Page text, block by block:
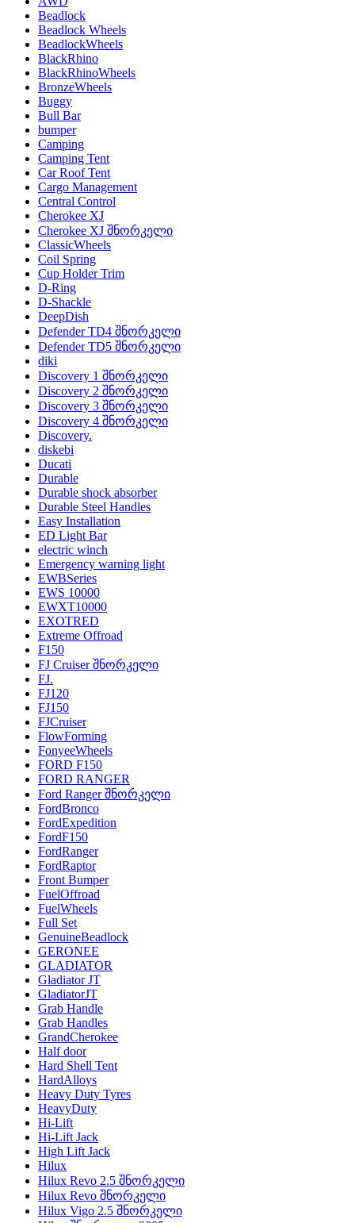
Beadlock
Beadlock Wheels
BeadlockWheels
BlackRhino
BlackRhinoWheels
BronzeWheels
Buggy
Bull Bar
bumper
Camping
Camping Tent
Car Roof Tent
Cargo Management
Central Control
Cherokee XJ
Cherokee XJ შნორკელი
ClassicWheels
Coil Spring
Cup Holder Trim
D-Ring
D-Shackle
DeepDish
Defender TD4 შნორკელი
Defender TD5 შნორკელი
diki
Discovery 1 შნორკელი
Discovery 2 შნორკელი
Discovery 3 შნორკელი
Discovery 4 შნორკელი
Discovery.
diskebi
Ducati
Durable
Durable shock absorber
Durable Steel Handles
Easy Installation
ED Light Bar
electric winch
Emergency warning light
EWBSeries
EWS 10000
EWXT10000
EXOTRED
Extreme Offroad
F150
FJ Cruiser შნორკელი
FJ.
FJ120
FJ150
FJCruiser
FlowForming
FonyeeWheels
FORD F150
FORD RANGER
Ford Ranger შნორკელი
FordBronco
FordExpedition
FordF150
FordRanger
FordRaptor
Front Bumper
FuelOffroad
FuelWheels
Full Set
GenuineBeadlock
GERONEE
GLADIATOR
Gladiator JT
GladiatorJT
Grab Handle
Grab Handles
GrandCherokee
Half door
Hard Shell Tent
HardAlloys
Heavy Duty Tyres
HeavyDuty
Hi-Lift
Hi-Lift Jack
High Lift Jack
Hilux
Hilux Revo 2.5 შნორკელი
Hilux Revo შნორკელი
Hilux Vigo 2.5 შნორკელი